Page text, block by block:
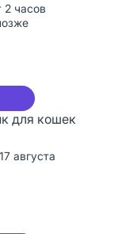
2 часов
для кошек
августа